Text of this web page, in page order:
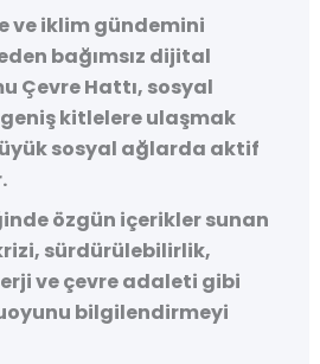
ve iklim gündemini
bağımsız dijital
Çevre Hattı, sosyal
kitlelere ulaşmak
sosyal ağlarda aktif
özgün içerikler sunan
sürdürülebilirlik,
ve çevre adaleti gibi
bilgilendirmeyi